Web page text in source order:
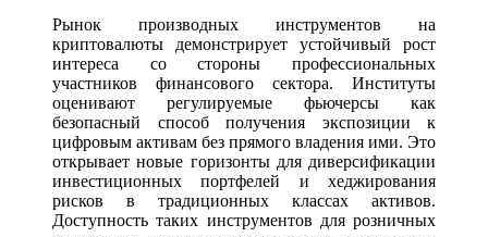
Рынок производных инструментов на
криптовалюты демонстрирует устойчивый рост
интереса со стороны профессиональных
участников финансового сектора. Институты
оценивают регулируемые фьючерсы как
безопасный способ получения экспозиции к
цифровым активам без прямого владения ими. Это
открывает новые горизонты для диверсификации
инвестиционных портфелей и хеджирования
рисков в традиционных классах активов.
Доступность таких инструментов для розничных